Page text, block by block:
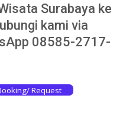
Surabaya ke
kami via
08585-2717-
Request